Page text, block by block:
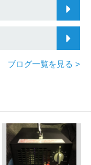
ブログ一覧を見る >